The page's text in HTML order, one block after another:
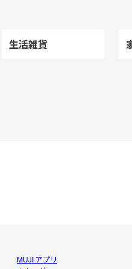
生活雑貨
MUJI アプリ